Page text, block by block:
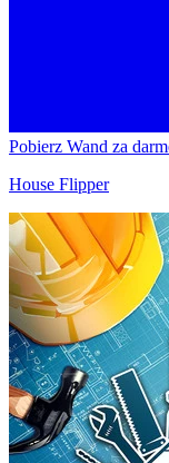
Pobierz Wand za
House Flipper